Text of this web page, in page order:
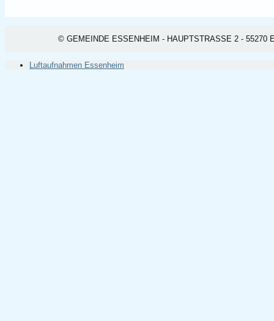
© GEMEINDE ESSENHEIM - HAUPTSTRASSE 2 - 55270
Luftaufnahmen Essenheim